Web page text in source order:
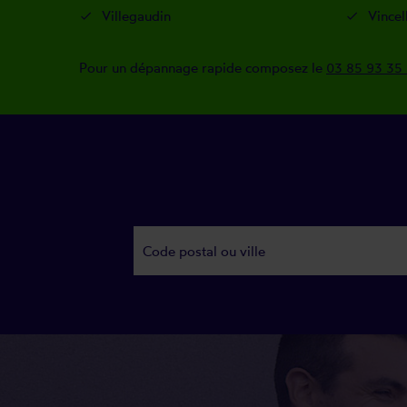
Villegaudin
Pour un dépannage rapide composez le 03 85 93 35